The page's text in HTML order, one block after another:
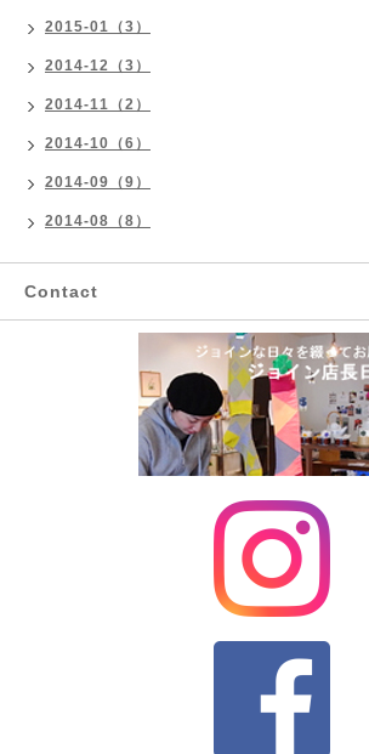
2015-01（3）
2014-12（3）
2014-11（2）
2014-10（6）
2014-09（9）
2014-08（8）
Contact